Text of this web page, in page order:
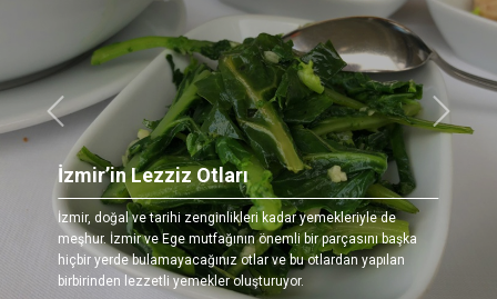
İzmir’in Lezziz Otları
İzmir, doğal ve tarihi zenginlikleri kadar yemekleriyle de
meşhur. İzmir ve Ege mutfağının önemli bir parçasını başka
hiçbir yerde bulamayacağınız otlar ve bu otlardan yapılan
birbirinden lezzetli yemekler oluşturuyor.
Önceki Sonraki